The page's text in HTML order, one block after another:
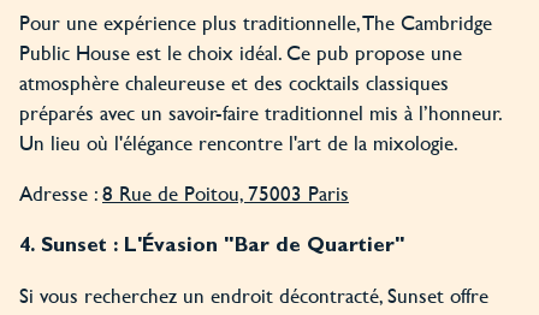
Pour une expérience plus traditionnelle, The Cambridge
Public House est le choix idéal. Ce pub propose une
atmosphère chaleureuse et des cocktails classiques
préparés avec un savoir-faire traditionnel mis à l’honneur.
Un lieu où l'élégance rencontre l'art de la mixologie.
Adresse :8 Rue de Poitou, 75003 Paris
4. Sunset : L'Évasion "Bar de Quartier"
Si vous recherchez un endroit décontracté, Sunset offre